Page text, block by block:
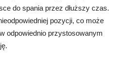
do spania przez dłuższy czas.
pozycji, co może
odpowiednio przystosowanym